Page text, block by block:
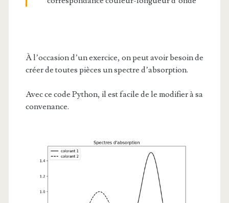
À l’occasion d’un exercice, on peut avoir besoin de
créer de toutes pièces un spectre d’absorption.
Avec ce code Python, il est facile de le modifier à sa
convenance.